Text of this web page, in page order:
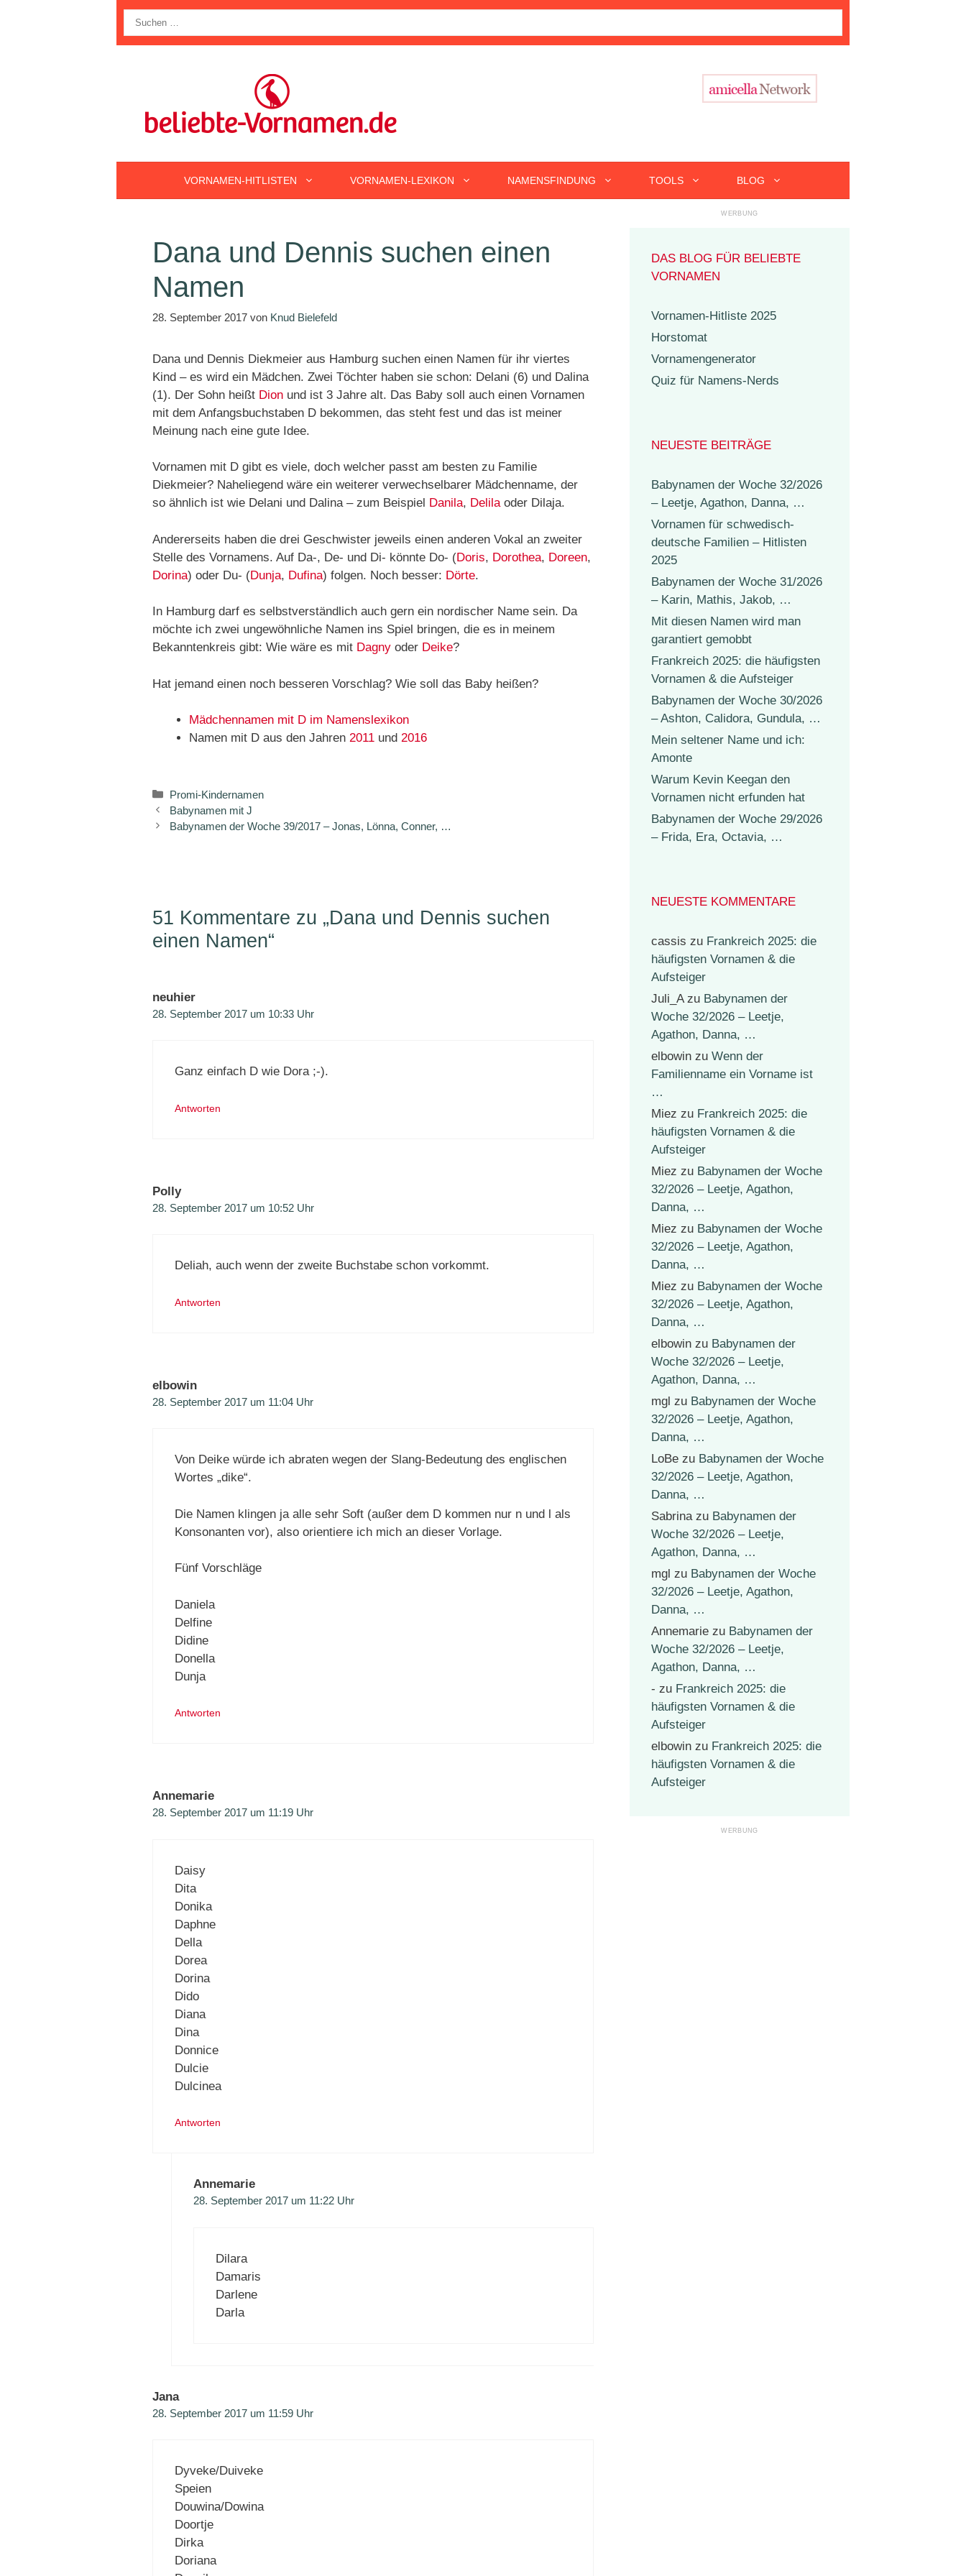
nach:
VORNAMEN-HITLISTEN VORNAMEN-LEXIKON NAMENSFINDUNG TOOLS BLOG
Dana und Dennis suchen einen
Namen
28. September 2017 von Knud Bielefeld
Dana und Dennis Diekmeier aus Hamburg suchen einen Namen für ihr viertes
Kind – es wird ein Mädchen. Zwei Töchter haben sie schon: Delani (6) und Dalina
(1). Der Sohn heißt Dion und ist 3 Jahre alt. Das Baby soll auch einen Vornamen
mit dem Anfangsbuchstaben D bekommen, das steht fest und das ist meiner
Meinung nach eine gute Idee.
Vornamen mit D gibt es viele, doch welcher passt am besten zu Familie
Diekmeier? Naheliegend wäre ein weiterer verwechselbarer Mädchenname, der
so ähnlich ist wie Delani und Dalina – zum Beispiel Danila, Delilaoder Dilaja.
Andererseits haben die drei Geschwister jeweils einen anderen Vokal an zweiter
Stelle des Vornamens. Auf Da-, De- und Di- könnte Do- (Doris, Dorothea, Doreen,
Dorina) oder Du- (Dunja, Dufina) folgen. Noch besser: Dörte.
In Hamburg darf es selbstverständlich auch gern ein nordischer Name sein. Da
möchte ich zwei ungewöhnliche Namen ins Spiel bringen, die es in meinem
Bekanntenkreis gibt: Wie wäre es mit Dagny oder Deike?
Hat jemand einen noch besseren Vorschlag? Wie soll das Baby heißen?
Mädchennamen mit D im Namenslexikon
Namen mit D aus den Jahren 2011 und 2016
Kategorien
Promi-Kindernamen
Babynamen mit J
Babynamen der Woche 39/2017 – Jonas, Lönna, Conner, …
51 Kommentare zu „Dana und Dennis suchen
einen Namen“
neuhier
28. September 2017 um 10:33 Uhr
Ganz einfach D wie Dora ;-).
Antworten
Polly
28. September 2017 um 10:52 Uhr
Deliah, auch wenn der zweite Buchstabe schon vorkommt.
Antworten
elbowin
28. September 2017 um 11:04 Uhr
Von Deike würde ich abraten wegen der Slang-Bedeutung des englischen
Wortes „dike“.
Die Namen klingen ja alle sehr Soft (außer dem D kommen nur n und l als
Konsonanten vor), also orientiere ich mich an dieser Vorlage.
Fünf Vorschläge
Daniela
Delfine
Didine
Donella
Dunja
Antworten
Annemarie
28. September 2017 um 11:19 Uhr
Daisy
Dita
Donika
Daphne
Della
Dorea
Dorina
Dido
Diana
Dina
Donnice
Dulcie
Dulcinea
Antworten
Annemarie
28. September 2017 um 11:22 Uhr
Dilara
Damaris
Darlene
Darla
Jana
28. September 2017 um 11:59 Uhr
Dyveke/Duiveke
Speien
Douwina/Dowina
Doortje
Dirka
Doriana
DAS BLOG FÜR BELIEBTE
VORNAMEN
Vornamen-Hitliste 2025
Horstomat
Vornamengenerator
Quiz für Namens-Nerds
NEUESTE BEITRÄGE
Babynamen der Woche 32/2026
– Leetje, Agathon, Danna, …
Vornamen für schwedisch-
deutsche Familien – Hitlisten
2025
Babynamen der Woche 31/2026
– Karin, Mathis, Jakob, …
Mit diesen Namen wird man
garantiert gemobbt
Frankreich 2025: die häufigsten
Vornamen & die Aufsteiger
Babynamen der Woche 30/2026
– Ashton, Calidora, Gundula, …
Mein seltener Name und ich:
Amonte
Warum Kevin Keegan den
Vornamen nicht erfunden hat
Babynamen der Woche 29/2026
– Frida, Era, Octavia, …
NEUESTE KOMMENTARE
cassis zu Frankreich 2025: die
häufigsten Vornamen & die
Aufsteiger
Juli_Azu Babynamen der
Woche 32/2026 – Leetje,
Agathon, Danna, …
elbowin zu Wenn der
Familienname ein Vorname ist
…
Miez zu Frankreich 2025: die
häufigsten Vornamen & die
Aufsteiger
Miez zu Babynamen der Woche
32/2026 – Leetje, Agathon,
Danna, …
Miez zu Babynamen der Woche
32/2026 – Leetje, Agathon,
Danna, …
Miez zu Babynamen der Woche
32/2026 – Leetje, Agathon,
Danna, …
elbowin zu Babynamen der
Woche 32/2026 – Leetje,
Agathon, Danna, …
mgl zu Babynamen der Woche
32/2026 – Leetje, Agathon,
Danna, …
LoBe zu Babynamen der Woche
32/2026 – Leetje, Agathon,
Danna, …
Sabrinazu Babynamen der
Woche 32/2026 – Leetje,
Agathon, Danna, …
mgl zu Babynamen der Woche
32/2026 – Leetje, Agathon,
Danna, …
Annemarie zu Babynamen der
Woche 32/2026 – Leetje,
Agathon, Danna, …
- zu Frankreich 2025: die
häufigsten Vornamen & die
Aufsteiger
elbowin zu Frankreich 2025: die
häufigsten Vornamen & die
Aufsteiger